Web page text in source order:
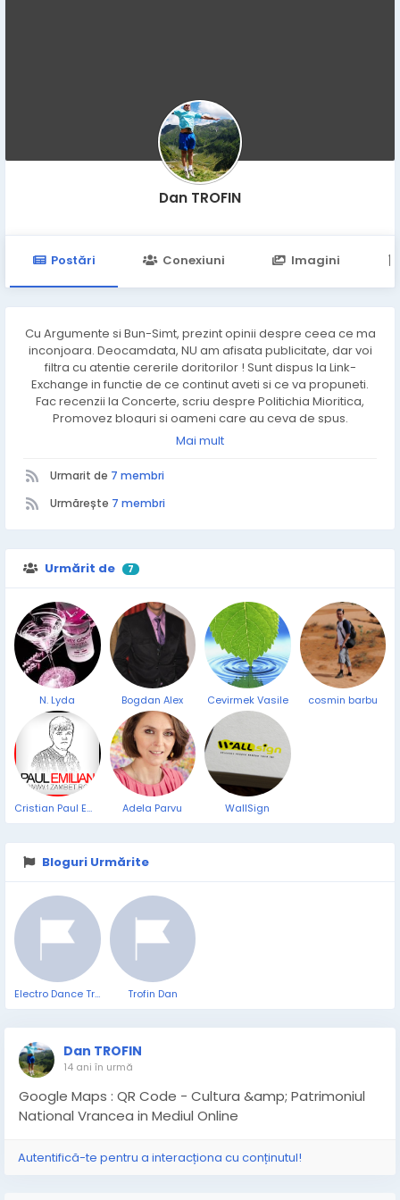
Dan TROFIN
Postări Conexiuni Imagini
Cu Argumente si Bun-Simt, prezint opinii despre ceea ce ma
inconjoara. Deocamdata, NU am afisata publicitate, dar voi
filtra cu atentie cererile doritorilor ! Sunt dispus la Link-
Exchange in functie de ce continut aveti si ce va propuneti.
Fac recenzii la Concerte, scriu despre Politichia Mioritica,
Promovez bloguri si oameni care au ceva de spus.
Sunt in anul 3 de blogging, constient ca &quot;Reteaua
Media, Empatie, Socializare, Implicare, Promovare !
Mai mult
Urmarit de 7 membri
Urmărește 7 membri
Urmărit de 7
N. Lyda Bogdan Alex Cevirmek Vasile cosmin barbu
Cristian Paul Emilian Adela Parvu WallSign
Bloguri Urmărite
Electro Dance Trance Music Trofin Dan
Dan TROFIN
14 ani în urmă
Google Maps : QR Code - Cultura &amp; Patrimoniul
National Vrancea in Mediul Online
Autentifică-te pentru a interacționa cu conținutul!